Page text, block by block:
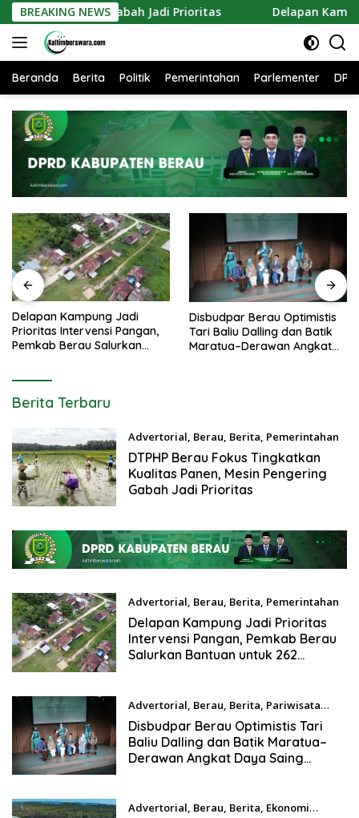
Langsung
ke
konten
BREAKING NEWS
Gabah Jadi Prioritas Delapan Kampung Jadi
Beranda Berita Politik Pemerintahan Parlementer
Delapan Kampung Jadi
Prioritas Intervensi Pangan,
Pemkab Berau Salurkan
Disbudpar Berau Optimistis
Tari Baliu Dalling dan Batik
Maratua–Derawan Angkat
kaltimberswara.com
Berita Terbaru
Advertorial Berau Berita Pemerintahan
Agustus 5, 2026
DTPHP Berau Fokus Tingkatkan
Kualitas Panen, Mesin Pengering
Gabah Jadi Prioritas
Advertorial, Berau, Berita, Pemerintahan
Agustus 5, 2026
Delapan Kampung Jadi Prioritas
Intervensi Pangan, Pemkab Berau
Salurkan Bantuan untuk 262
Advertorial, Berau, Berita, Pariwisata
Agustus 4, 2026
Disbudpar Berau Optimistis Tari
Baliu Dalling dan Batik Maratua–
Derawan Angkat Daya Saing
Advertorial, Berau, Berita, Ekonomi